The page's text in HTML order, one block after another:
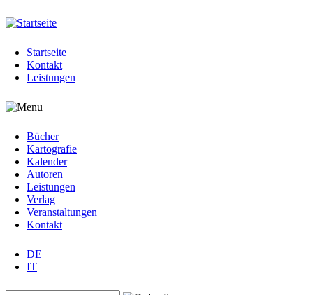
Jump to navigation
Startseite
Kontakt
Leistungen
Bücher
Kartografie
Kalender
Autoren
Leistungen
Verlag
Veranstaltungen
Kontakt
DE
IT